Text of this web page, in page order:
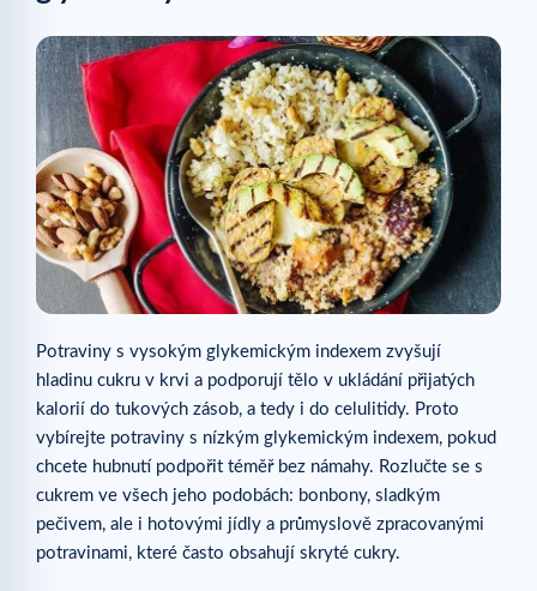
Potraviny s vysokým glykemickým indexem zvyšují
hladinu cukru v krvi a podporují tělo v ukládání přijatých
kalorií do tukových zásob, a tedy i do celulitidy. Proto
vybírejte potraviny s nízkým glykemickým indexem, pokud
chcete hubnutí podpořit téměř bez námahy. Rozlučte se s
cukrem ve všech jeho podobách: bonbony, sladkým
pečivem, ale i hotovými jídly a průmyslově zpracovanými
potravinami, které často obsahují skryté cukry.